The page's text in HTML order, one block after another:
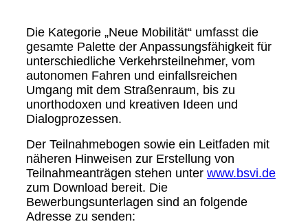
Die Kategorie „Neue Mobilität“ umfasst die
gesamte Palette der Anpassungsfähigkeit für
unterschiedliche Verkehrsteilnehmer, vom
autonomen Fahren und einfallsreichen
Umgang mit dem Straßenraum, bis zu
unorthodoxen und kreativen Ideen und
Dialogprozessen.
Der Teilnahmebogen sowie ein Leitfaden mit
näheren Hinweisen zur Erstellung von
Teilnahmeanträgen stehen unter www.bsvi.de
zum Download bereit. Die
Bewerbungsunterlagen sind an folgende
Adresse zu senden: